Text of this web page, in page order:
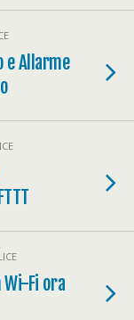
e Allarme
Fi ora